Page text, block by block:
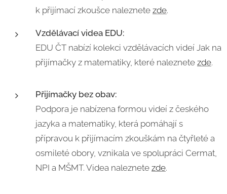
k přijímací zkoušce naleznete zde.
Vzdělávací videa EDU:
EDU ČT nabízí kolekci vzdělávacích videí Jak na
přijímačky z matematiky, které naleznete zde.
Přijímačky bez obav:
Podpora je nabízena formou videí z českého
jazyka a matematiky, která pomáhají s
přípravou k přijímacím zkouškám na čtyřleté a
osmileté obory, vznikala ve spolupráci Cermat,
NPI a MŠMT. Videa naleznete zde.